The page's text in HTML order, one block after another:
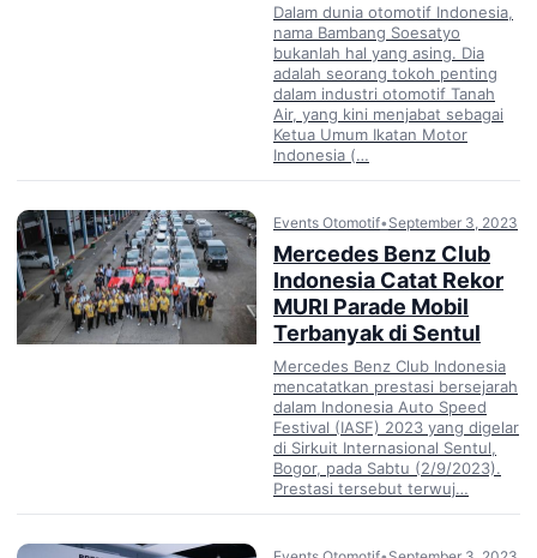
Dalam dunia otomotif Indonesia,
nama Bambang Soesatyo
bukanlah hal yang asing. Dia
adalah seorang tokoh penting
dalam industri otomotif Tanah
Air, yang kini menjabat sebagai
Ketua Umum Ikatan Motor
Indonesia (…
Events Otomotif• September 3, 2023
Mercedes Benz Club
Indonesia Catat Rekor
MURI Parade Mobil
Terbanyak di Sentul
Mercedes Benz Club Indonesia
mencatatkan prestasi bersejarah
dalam Indonesia Auto Speed
Festival (IASF) 2023 yang digelar
di Sirkuit Internasional Sentul,
Bogor, pada Sabtu (2/9/2023).
Prestasi tersebut terwuj…